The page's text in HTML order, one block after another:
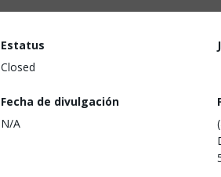
Estatus
Closed
Fecha de divulgación
N/A